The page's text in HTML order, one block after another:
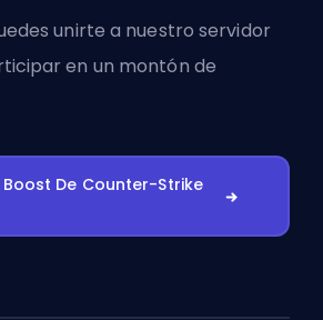
unirte a nuestro servidor
en un montón de
De Counter-Strike